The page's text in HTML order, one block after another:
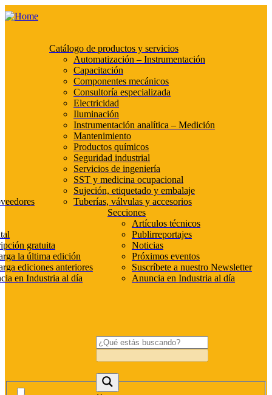
Catálogo de productos y servicios
Automatización – Instrumentación
Capacitación
Componentes mecánicos
Consultoría especializada
Electricidad
Iluminación
Instrumentación analítica – Medición
Mantenimiento
Productos químicos
Seguridad industrial
Servicios de ingeniería
SST y medicina ocupacional
Sujeción, etiquetado y embalaje
Tuberías, válvulas y accesorios
gratuita
la última edición
ediciones anteriores
en Industria al día
Secciones
Artículos técnicos
Publirreportajes
Noticias
Próximos eventos
Suscríbete a nuestro Newsletter
Anuncia en Industria al día